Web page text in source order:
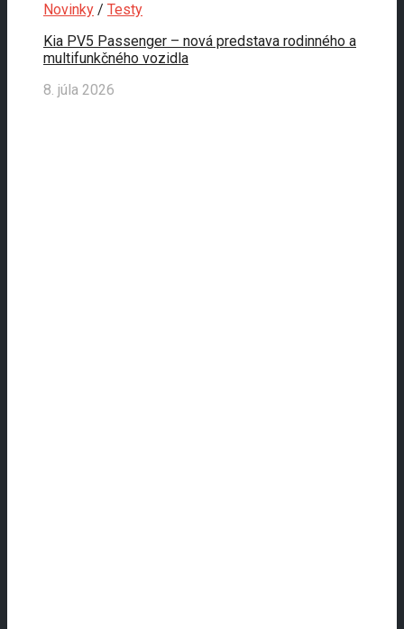
Novinky / Testy
Kia PV5 Passenger – nová predstava rodinného a
multifunkčného vozidla
8. júla 2026